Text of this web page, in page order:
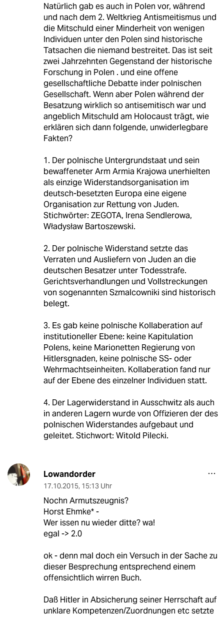
Natürlich gab es auch in Polen vor, während
und nach dem 2. Weltkrieg Antismeitismus und
die Mitschuld einer Minderheit von wenigen
Individuen unter den Polen sind historische
Tatsachen die niemand bestreitet. Das ist seit
zwei Jahrzehnten Gegenstand der historische
Forschung in Polen . und eine offene
gesellschaftliche Debatte inder polnischen
Gesellschaft. Wenn aber Polen während der
Besatzung wirklich so antisemitisch war und
angeblich Mitschuld am Holocaust trägt, wie
erklären sich dann folgende, unwiderlegbare
Fakten?
1. Der polnische Untergrundstaat und sein
bewaffeneter Arm Armia Krajowa unerhielten
als einzige Widerstandsorganisation im
deutsch-besetzten Europa eine eigene
Organisation zur Rettung von Juden.
Stichwörter: ZEGOTA, Irena Sendlerowa,
Władysław Bartoszewski.
2. Der polnische Widerstand setzte das
Verraten und Ausliefern von Juden an die
deutschen Besatzer unter Todesstrafe.
Gerichtsverhandlungen und Vollstreckungen
von sogenannten Szmalcowniki sind historisch
belegt.
3. Es gab keine polnische Kollaberation auf
institutioneller Ebene: keine Kapitulation
Polens, keine Marionetten Regierung von
Hitlersgnaden, keine polnische SS- oder
Wehrmachtseinheiten. Kollaberation fand nur
auf der Ebene des einzelner Individuen statt.
4. Der Lagerwiderstand in Ausschwitz als auch
in anderen Lagern wurde von Offizieren der des
polnischen Widerstandes aufgebaut und
geleitet. Stichwort: Witold Pilecki.
Lowandorder
17.10.2015, 15:13 Uhr
Nochn Armutszeugnis?
Horst Ehmke* -
Wer issen nu wieder ditte? wa!
egal -> 2.0
ok - denn mal doch ein Versuch in der Sache zu
dieser Besprechung entsprechend einem
offensichtlich wirren Buch.
Daß Hitler in Absicherung seiner Herrschaft auf
unklare Kompetenzen/Zuordnungen etc setzte